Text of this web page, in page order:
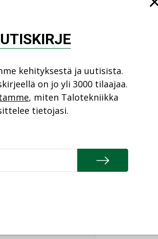
AJANKOHTAISTA
voimakkaasti:
kun erilliset
Refair
kehityksestä ja uutisista.
on jo yli 3000 tilaajaa.
, miten Talotekniikka
tietojasi.